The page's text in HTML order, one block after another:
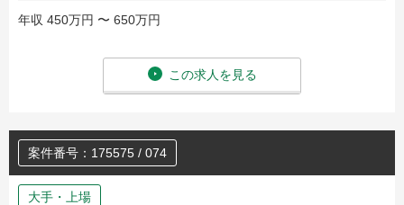
年収 450万円 〜 650万円
この求人を見る
案件番号：175575 / 074
大手・上場